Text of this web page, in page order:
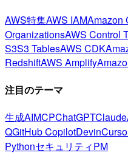
AWS特集AWS IAMAmazon
OrganizationsAWS Control
S3S3 TablesAWS CDK
RedshiftAWS Amplify
注目のテーマ
生成AIMCPChatGPTClaude
QGitHub CopilotDevin
PythonセキュリティPM